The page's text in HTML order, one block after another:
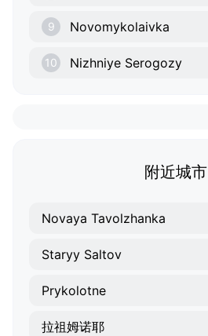
9 Novomykolaivka
10 Nizhniye Serogozy
附近城市
Novaya Tavolzhanka
Staryy Saltov
Prykolotne
拉祖姆诺耶